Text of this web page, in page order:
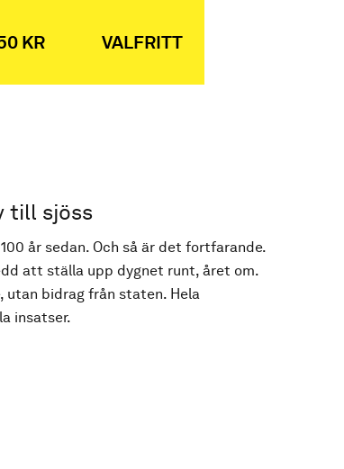
KR VALFRITT
till sjöss
år sedan. Och så är det fortfarande.
att ställa upp dygnet runt, året om.
utan bidrag från staten. Hela
insatser.